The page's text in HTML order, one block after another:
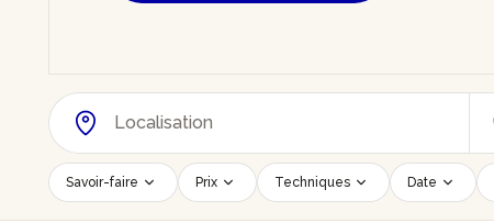
Savoir-faire Prix Techniques Date